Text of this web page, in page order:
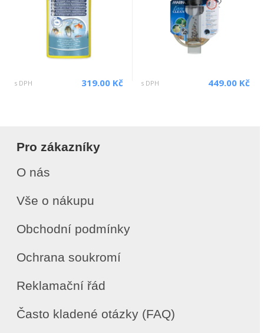
s DPH 319.00 Kč s DPH 449.00 Kč
Pro zákazníky
O nás
Vše o nákupu
Obchodní podmínky
Ochrana soukromí
Reklamační řád
Často kladené otázky (FAQ)